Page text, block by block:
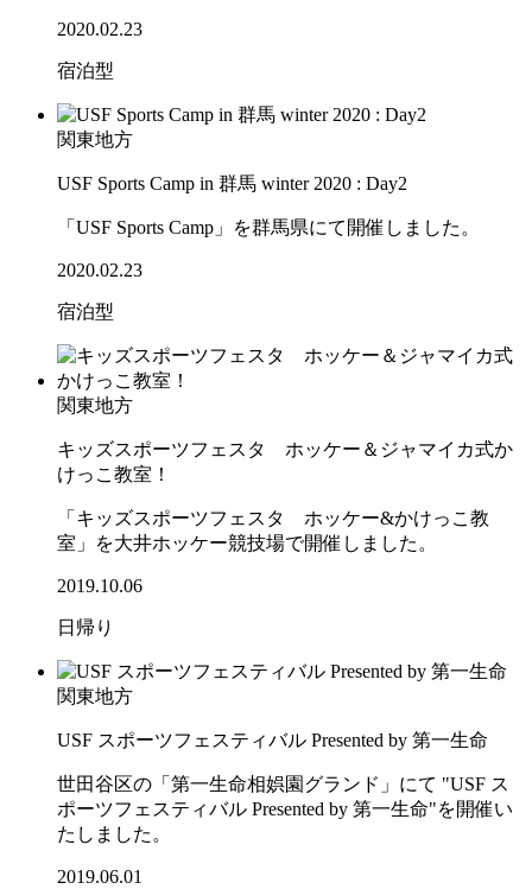
2020.02.23
宿泊型
関東地方
USF Sports Camp in 群馬 winter 2020 : Day2
「USF Sports Camp」を群馬県にて開催しました。
2020.02.23
宿泊型
関東地方
キッズスポーツフェスタ ホッケー＆ジャマイカ式か
けっこ教室！
「キッズスポーツフェスタ ホッケー&かけっこ教
室」を大井ホッケー競技場で開催しました。
2019.10.06
日帰り
関東地方
USF スポーツフェスティバル Presented by 第一生命
世田谷区の「第一生命相娯園グランド」にて "USF ス
ポーツフェスティバル Presented by 第一生命"を開催い
たしました。
2019.06.01